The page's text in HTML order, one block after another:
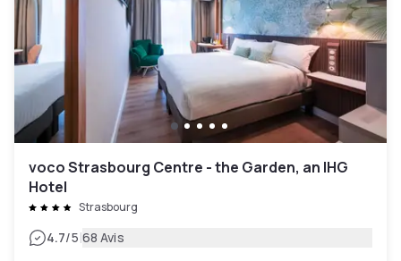
voco Strasbourg Centre - the Garden, an IHG
Hotel
Strasbourg
4.7/5|68 Avis